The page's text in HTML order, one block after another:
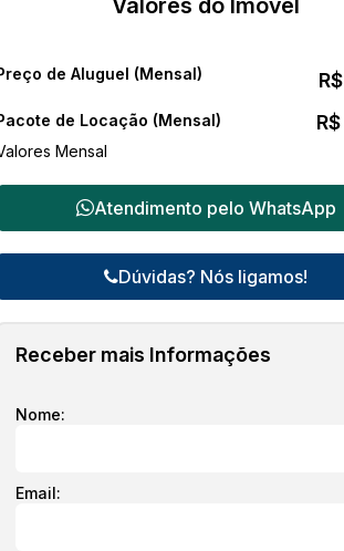
Valores do Imóvel
R$
de Aluguel (Mensal)
Mensal
R$
de Locação (Mensal)
Atendimento pelo WhatsApp
Dúvidas? Nós ligamos!
Receber mais Informações
Nome:
Email: